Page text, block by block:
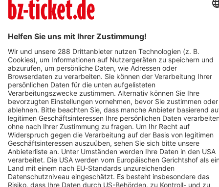
Verkaufsstellen vor